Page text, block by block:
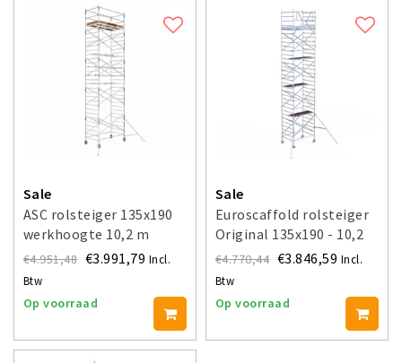
Sale
ASC rolsteiger 135x190
werkhoogte 10,2 m
€4.951,48 €3.991,79 Incl.
Btw
Op voorraad
Sale
Euroscaffold rolsteiger
Original 135x190 - 10,2
m werkhoogte
€4.770,44 €3.846,59 Incl.
Btw
Op voorraad